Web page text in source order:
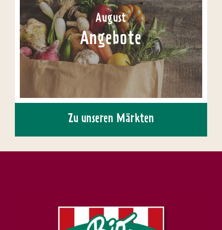
August
Angebote
Zu unseren Märkten